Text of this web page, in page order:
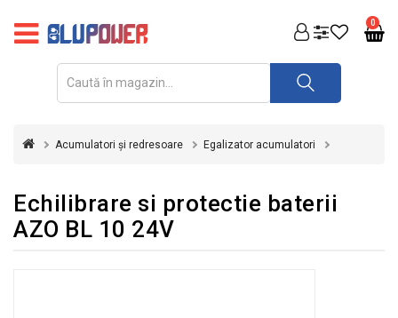
0
FOTOVOLTAICE
REDRESOARE
INVERTOARE
Acumulatori și redresoare Egalizator acumulatori
Echilibrare si protectie baterii
AZO BL 10 24V